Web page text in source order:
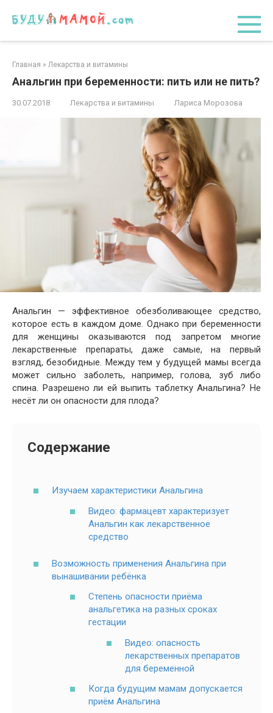
Главная » Лекарства и витамины
Анальгин при беременности: пить или не пить?
30.07.2018 Лекарства и витамины Лариса Морозова
Анальгин — эффективное обезболивающее средство,
которое есть в каждом доме. Однако при беременности
для женщины оказываются под запретом многие
лекарственные препараты, даже самые, на первый
взгляд, безобидные. Между тем у будущей мамы всегда
может сильно заболеть, например, голова, зуб либо
спина. Разрешено ли ей выпить таблетку Анальгина? Не
несёт ли он опасности для плода?
Содержание
Изучаем характеристики Анальгина
Видео: фармацевт характеризует
Анальгин как лекарственное
средство
Возможность применения Анальгина при
вынашивании ребёнка
Степень опасности приёма
анальгетика на разных сроках
гестации
Видео: опасность
лекарственных препаратов
для беременной
Когда будущим мамам допускается
приём Анальгина